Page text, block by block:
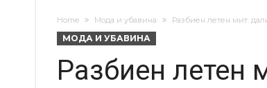
Home Мода и убавина Разбиен летен мит:
МОДА И УБАВИНА
Разбиен летен